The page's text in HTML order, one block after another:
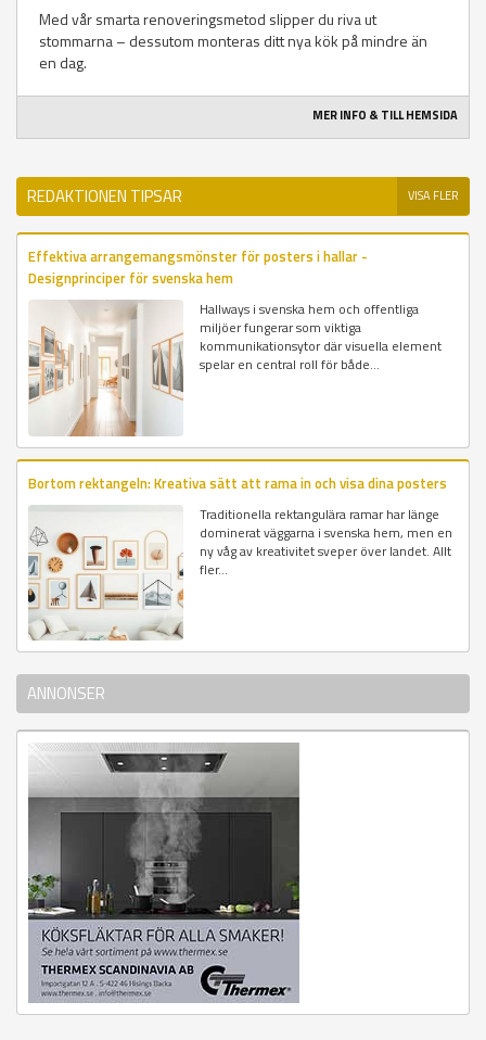
Med vår smarta renoveringsmetod slipper du riva ut
stommarna – dessutom monteras ditt nya kök på mindre än
en dag.
MER INFO & TILL HEMSIDA
REDAKTIONEN TIPSAR VISA FLER
Effektiva arrangemangsmönster för posters i hallar -
Designprinciper för svenska hem
Hallways i svenska hem och offentliga
miljöer fungerar som viktiga
kommunikationsytor där visuella element
spelar en central roll för både...
Bortom rektangeln: Kreativa sätt att rama in och visa dina posters
Traditionella rektangulära ramar har länge
dominerat väggarna i svenska hem, men en
ny våg av kreativitet sveper över landet. Allt
fler...
ANNONSER